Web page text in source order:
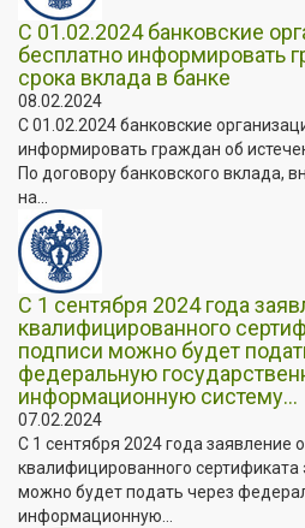
С 01.02.2024 банковские
бесплатно информировать
срока вклада в банке
08.02.2024
С 01.02.2024 банковские
информировать граждан об
По договору банковского вклада,
на...
С 1 сентября 2024 года
квалифицированного
подписи можно будет
федеральную
информационную систему...
07.02.2024
С 1 сентября 2024 года заявление
квалифицированного сертификата
можно будет подать через
информационную...